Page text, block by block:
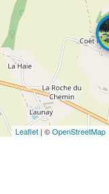
Leaflet | ©OpenStreetMap